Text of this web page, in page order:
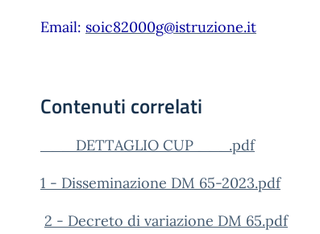
Email: soic82000g@istruzione.it
Contenuti correlati
___ DETTAGLIO CUP ___.pdf
1 - Disseminazione DM 65-2023.pdf
2 - Decreto di variazione DM 65.pdf